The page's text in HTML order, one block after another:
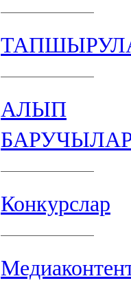
АЛЫП
Конкурслар